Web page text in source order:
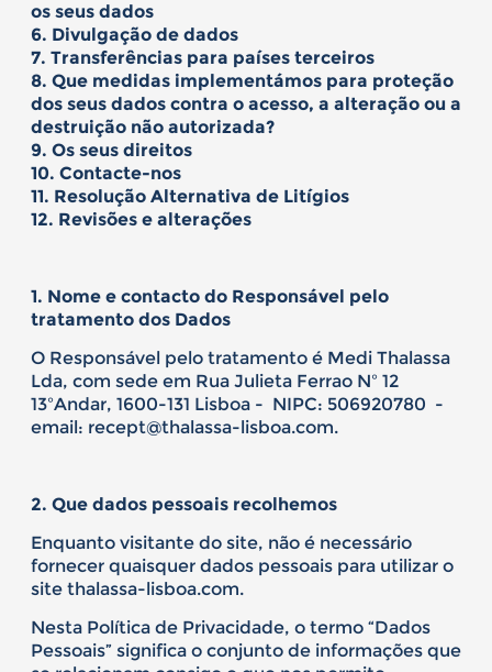
os seus dados
6. Divulgação de dados
7. Transferências para países terceiros
8. Que medidas implementámos para proteção
dos seus dados contra o acesso, a alteração ou a
destruição não autorizada?
9. Os seus direitos
10. Contacte-nos
11. Resolução Alternativa de Litígios
12. Revisões e alterações
1. Nome e contacto do Responsável pelo
tratamento dos Dados
O Responsável pelo tratamento é Medi Thalassa
Lda, com sede em Rua Julieta Ferrao Nº 12
13ºAndar, 1600-131 Lisboa - NIPC: 506920780 -
email: recept@thalassa-lisboa.com.
2. Que dados pessoais recolhemos
Enquanto visitante do site, não é necessário
fornecer quaisquer dados pessoais para utilizar o
site thalassa-lisboa.com.
Nesta Política de Privacidade, o termo “Dados
Pessoais” significa o conjunto de informações que